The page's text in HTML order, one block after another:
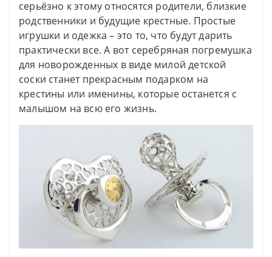
серьёзно к этому относятся родители, близкие
родственники и будущие крестные. Простые
игрушки и одежка – это то, что будут дарить
практически все. А вот серебряная погремушка
для новорожденных в виде милой детской
соски станет прекрасным подарком на
крестины или именины, которые останется с
малышом на всю его жизнь.